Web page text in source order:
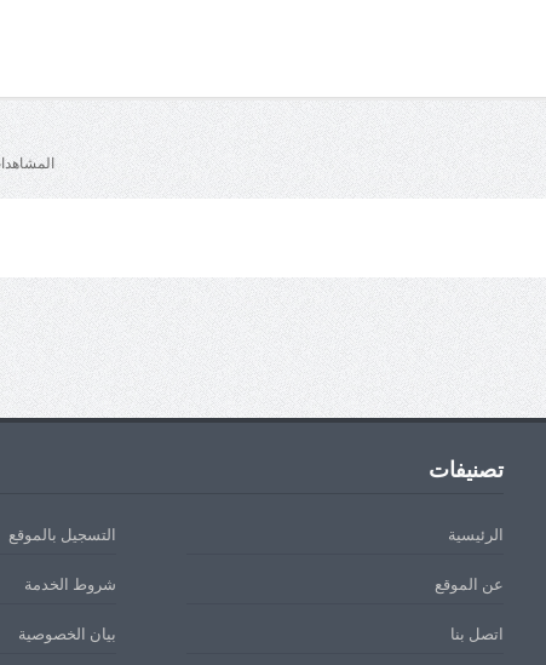
المشاهدات 1777 معدل
تصنيفات
الرئيسية التسجيل بالموقع
عن الموقع شروط الخدمة
اتصل بنا بيان الخصوصية